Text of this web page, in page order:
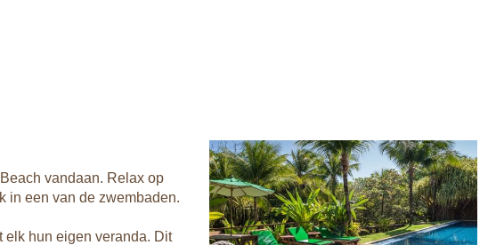
vandaan. Relax op
in een van de zwembaden.
elk hun eigen veranda. Dit